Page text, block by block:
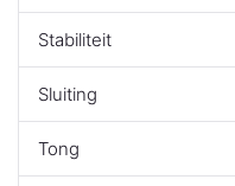
Stabiliteit
Sluiting
Tong